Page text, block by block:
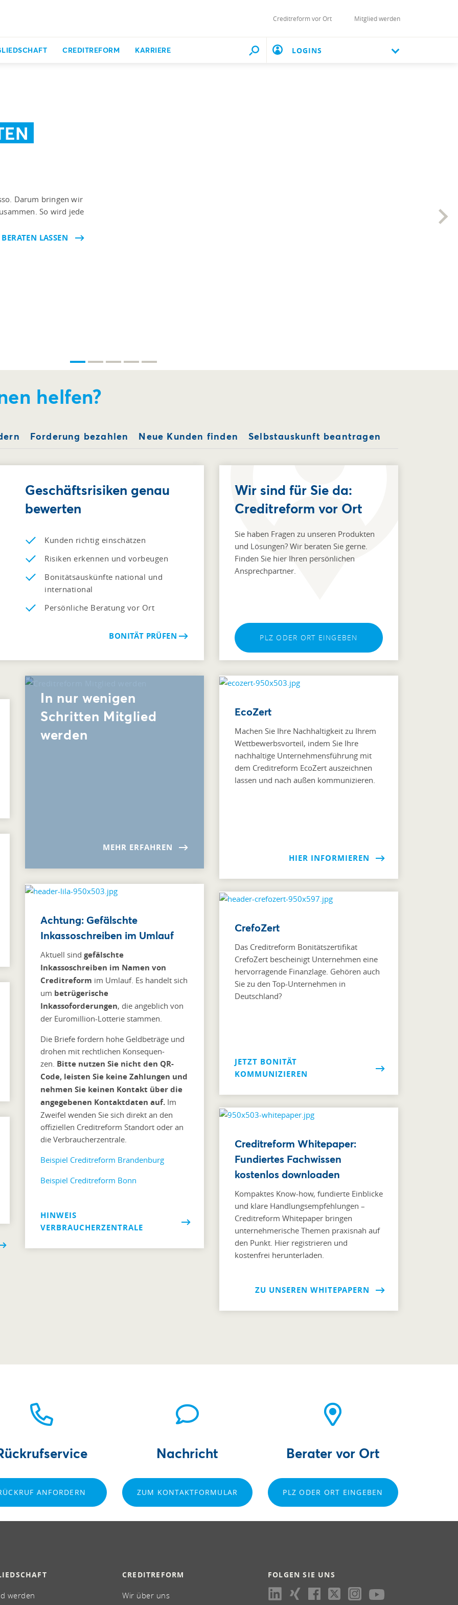
Creditreform vor Ort Mitglied werden
CREDITREFORM KARRIERE LOGINS
Darum bringen wir
So wird jede
LASSEN
helfen?
Forderung bezahlen Neue Kunden finden Selbstauskunft beantragen
Geschäftsrisiken genau
bewerten
Kunden richtig einschätzen
Risiken erkennen und vorbeugen
Bonitätsauskünfte national und
international
Persönliche Beratung vor Ort
BONITÄT PRÜFEN
Wir sind für Sie da:
Creditreform vor Ort
Sie haben Fragen zu unseren Produkten
und Lösungen? Wir beraten Sie gerne.
Finden Sie hier Ihren persönlichen
Ansprechpartner.
PLZ ODER ORT EINGEBEN
In nur wenigen
Schritten Mitglied
werden
MEHR ERFAHREN
Achtung: Gefälschte
Inkassoschreiben im Umlauf
Aktuell sind gefälschte
Inkassoschreiben im Namen von
Credit­reform im Umlauf. Es handelt sich
um betrügerische
Inkassoforderungen, die angeblich von
der Euromillion-Lotterie stammen.
Die Briefe fordern hohe Geldbeträge und
drohen mit rechtlichen Kon­se­quen­
zen. Bitte nutzen Sie nicht den QR-
Code, leisten Sie keine Zahlungen und
nehmen Sie keinen Kontakt über die
angegebenen Kontaktdaten auf. Im
Zweifel wenden Sie sich direkt an den
offiziellen Creditreform Standort oder an
die Verbraucherzentrale.
Beispiel Creditreform Brandenburg
Beispiel Creditreform Bonn
HINWEIS
VERBRAUCHERZENTRALE
EcoZert
Machen Sie Ihre Nachhaltigkeit zu Ihrem
Wettbewerbsvorteil, indem Sie Ihre
nachhaltige Unternehmensführung mit
dem Creditreform EcoZert auszeichnen
lassen und nach außen kommunizieren.
HIER INFORMIEREN
CrefoZert
Das Creditreform Bonitätszertifikat
CrefoZert bescheinigt Unternehmen eine
hervorragende Finanzlage. Gehören auch
Sie zu den Top-Unternehmen in
Deutschland?
JETZT BONITÄT
KOMMUNIZIEREN
Creditreform Whitepaper:
Fundiertes Fachwissen
kostenlos downloaden
Kompaktes Know-how, fundierte Einblicke
und klare Handlungsempfehlungen –
Creditreform Whitepaper bringen
unternehmerische Themen praxisnah auf
den Punkt. Hier registrieren und
kostenfrei herunterladen.
ZU UNSEREN WHITEPAPERN
ANFORDERN
Nachricht
ZUM KONTAKTFORMULAR
Berater vor Ort
PLZ ODER ORT EINGEBEN
werden
CREDITREFORM
Wir über uns
FOLGEN SIE UNS